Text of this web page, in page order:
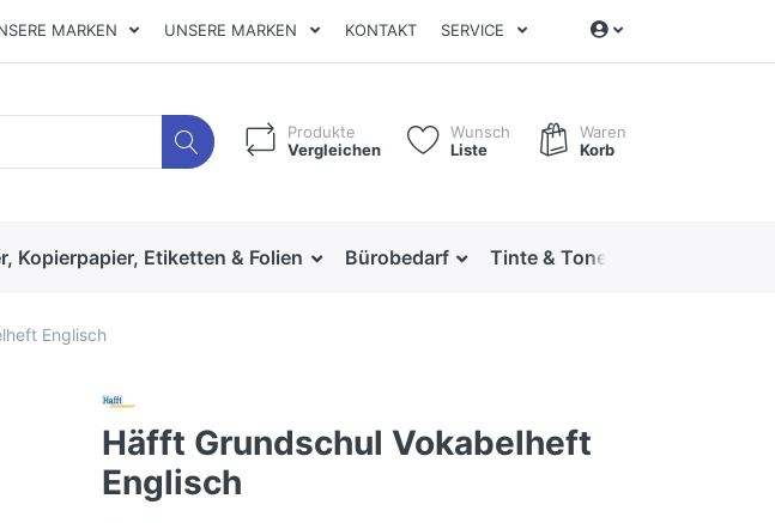
MARKEN UNSERE MARKEN KONTAKT SERVICE
Produkte
Vergleichen
Wunsch
Liste
Waren
Korb
Kopierpapier, Etiketten & Folien Bürobedarf Tinte & Toner
Englisch
Häfft Grundschul Vokabelheft
Englisch